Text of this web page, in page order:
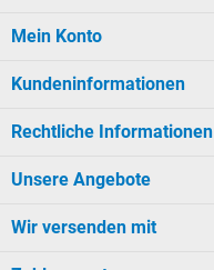
Mein Konto
Kundeninformationen
Rechtliche Informationen
Unsere Angebote
Wir versenden mit